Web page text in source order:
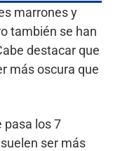
marrones y
también se han
destacar que
más oscura que
pasa los 7
ser más